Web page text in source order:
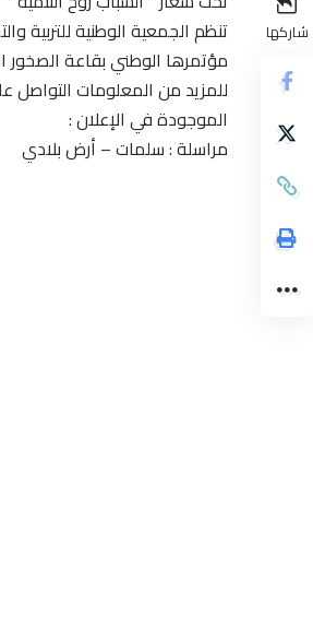
شاركها
تنظم الجمعية الوطنية للتربية
مؤتمرها الوطني بقاعة
للمزيد من المعلومات التواصل
الموجودة في الإعلان :
مراسلة : سلمات – أرض بلادي